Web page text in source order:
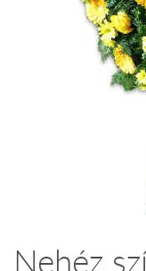
Nehéz